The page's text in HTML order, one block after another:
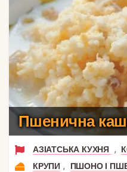
Пшенична
АЗІАТСЬКА КУХНЯ ,
КРУПИ ,
ПШОНО І